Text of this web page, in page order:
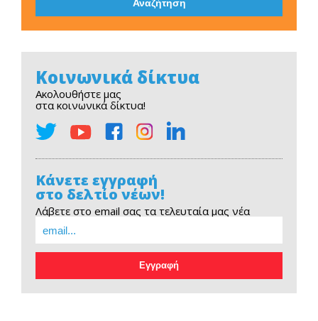
Κοινωνικά δίκτυα
Ακολουθήστε μας
στα κοινωνικά δίκτυα!
Κάνετε εγγραφή
στο δελτίο νέων!
Λάβετε στο email σας τα τελευταία μας νέα